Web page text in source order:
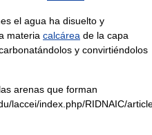
el agua ha disuelto y
materia calcárea de la capa
y convirtiéndolos
arenas que forman
laccei/index.php/RIDNAIC/